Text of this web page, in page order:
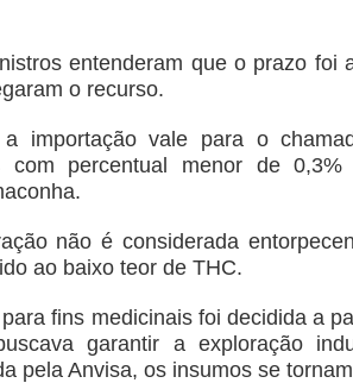
entenderam que o prazo foi
o recurso.
importação vale para o
com percentual menor de 0,3%
não é considerada
ao baixo teor de THC.
fins medicinais foi decidida a
garantir a exploração
pela Anvisa, os insumos se